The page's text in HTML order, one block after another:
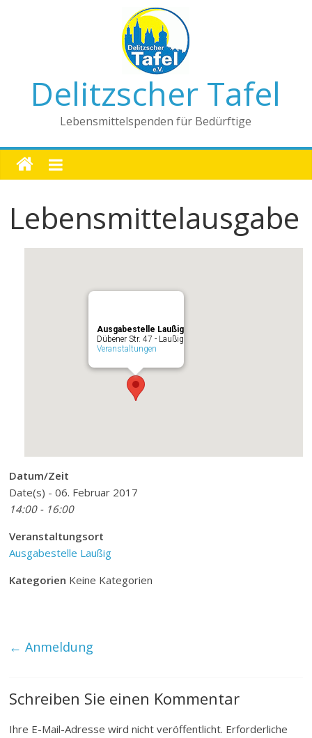
Delitzscher Tafel
Lebensmittelspenden für Bedürftige
Lebensmittelausgabe
Ausgabestelle Laußig
Dübener Str. 47 - Laußig
Veranstaltungen
Datum/Zeit
Date(s) - 06. Februar 2017
14:00 - 16:00
Veranstaltungsort
Ausgabestelle Laußig
Kategorien Keine Kategorien
← Anmeldung
Schreiben Sie einen Kommentar
Ihre E-Mail-Adresse wird nicht veröffentlicht. Erforderliche